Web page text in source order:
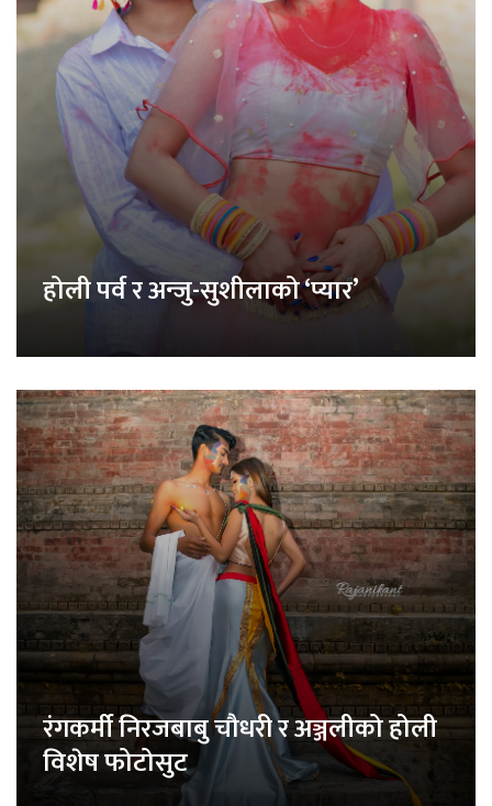
होली पर्व र अन्जु-सुशीलाको ‘प्यार’
रंगकर्मी निरजबाबु चौधरी र अञ्जलीको होली
विशेष फोटोसुट